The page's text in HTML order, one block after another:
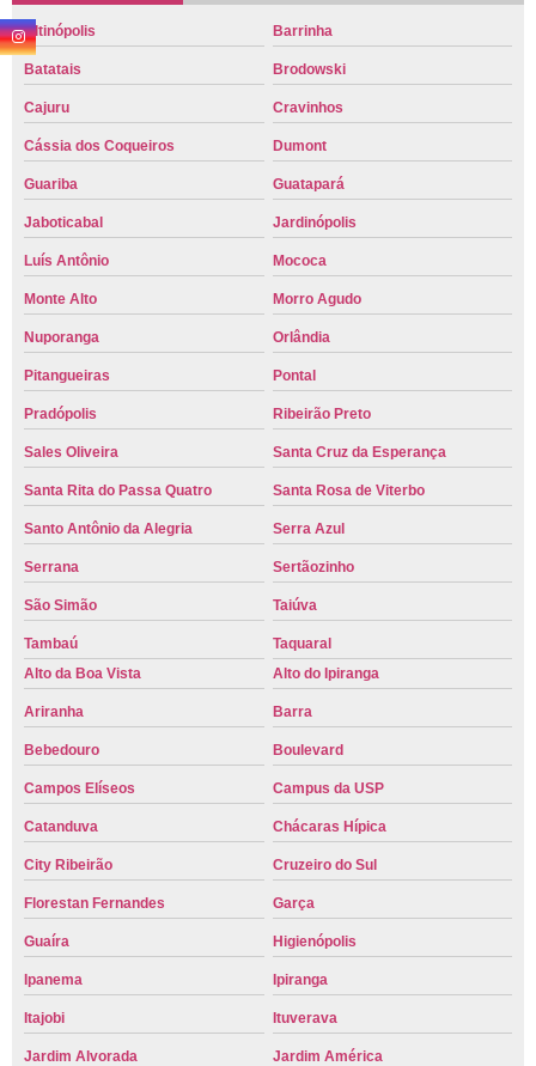
Altinópolis Barrinha
Batatais Brodowski
Cajuru Cravinhos
Cássia dos Coqueiros Dumont
Guariba Guatapará
Jaboticabal Jardinópolis
Luís Antônio Mococa
Monte Alto Morro Agudo
Nuporanga Orlândia
Pitangueiras Pontal
Pradópolis Ribeirão Preto
Sales Oliveira Santa Cruz da Esperança
Santa Rita do Passa Quatro Santa Rosa de Viterbo
Santo Antônio da Alegria Serra Azul
Serrana Sertãozinho
São Simão Taiúva
Tambaú
Taquaral
Alto da Boa Vista
Alto do Ipiranga
Ariranha Barra
Bebedouro Boulevard
Campos Elíseos Campus da USP
Catanduva Chácaras Hípica
City Ribeirão Cruzeiro do Sul
Florestan Fernandes Garça
Guaíra Higienópolis
Ipanema Ipiranga
Itajobi Ituverava
Jardim Alvorada Jardim América